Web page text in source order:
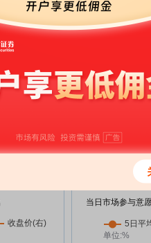
健尔康:健尔康医疗科技股份有限
公司第二届董事会第十八次会议决
议公告
公司关于聘任财务总监的公告
健尔康:健尔康医疗科技股份有限
公司2025年年度股东会决议公告
健尔康:上海市广发律师事务所关
于健尔康医疗科技股份有限公司
2025年年度股东会的法律意见书
公司2025年年度股东会资料
日用户关注度有所上升，参与意愿
当日市场参与意